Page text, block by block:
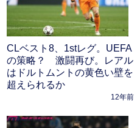
CLベスト8、1stレグ。UEFA
の策略？ 激闘再び。レアル
はドルトムントの黄色い壁を
超えられるか
12年前